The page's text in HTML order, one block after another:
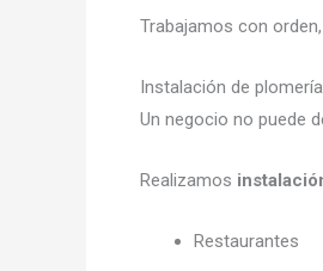
Trabajamos con
Instalación de
Un negocio no puede
Realizamos
Restaurantes